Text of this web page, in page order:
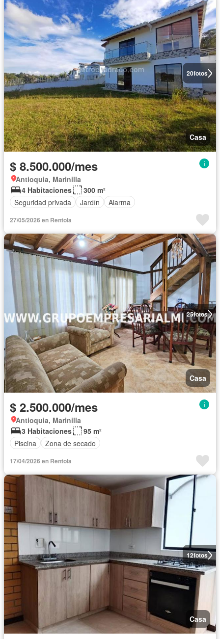
20fotos
Casa
$ 8.500.000/mes
Antioquia, Marinilla
4 Habitaciones
300 m²
Seguridad privada
Jardín Alarma
27/05/2026 en Rentola
25fotos
Casa
$ 2.500.000/mes
Antioquia, Marinilla
3 Habitaciones
95 m²
Piscina
Zona de secado
17/04/2026 en Rentola
12fotos
Casa